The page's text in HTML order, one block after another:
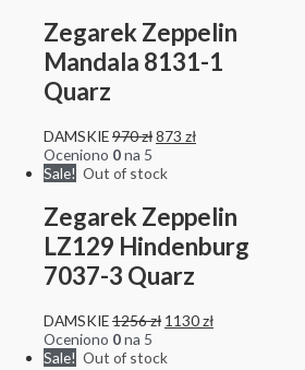
Zegarek Zeppelin
Mandala 8131-1
Quarz
DAMSKIE970zł873 zł
Oceniono 0na 5
Sale! Out of stock
Zegarek Zeppelin
LZ129 Hindenburg
7037-3 Quarz
DAMSKIE1256zł 1130zł
Oceniono 0na 5
Sale! Out of stock